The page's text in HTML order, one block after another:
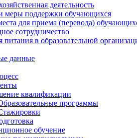
деятельность
меры поддержки обучающихся
для приема (перевода)
сотрудничество
питания в образовательной
данные
квалификации
программы
обучение